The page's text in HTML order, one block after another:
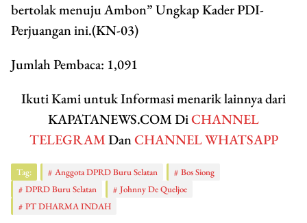
bertolak menuju Ambon” Ungkap Kader PDI-
Perjuangan ini.(KN-03)
Jumlah Pembaca: 1,091
Ikuti Kami untuk Informasi menarik lainnya dari
KAPATANEWS.COM DiCHANNEL
TELEGRAMDanCHANNEL WHATSAPP
Tag: Anggota DPRD Buru Selatan
Bos Siong
DPRD Buru Selatan
Johnny De Queljoe
PT DHARMA INDAH